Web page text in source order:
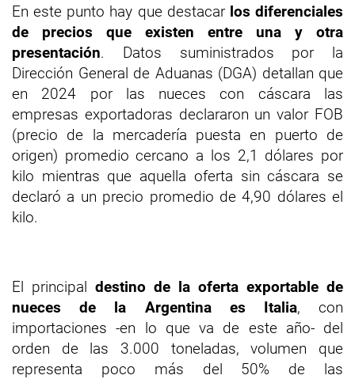
En este punto hay que destacar los diferenciales
de precios que existen entre una y otra
presentación. Datos suministrados por la
Dirección General de Aduanas (DGA) detallan que
en 2024 por las nueces con cáscara las
empresas exportadoras declararon un valor FOB
(precio de la mercadería puesta en puerto de
origen) promedio cercano a los 2,1 dólares por
kilo mientras que aquella oferta sin cáscara se
declaró a un precio promedio de 4,90 dólares el
kilo.
El principal destino de la oferta exportable de
nueces de la Argentina es Italia, con
importaciones -en lo que va de este año- del
orden de las 3.000 toneladas, volumen que
representa poco más del 50% de las